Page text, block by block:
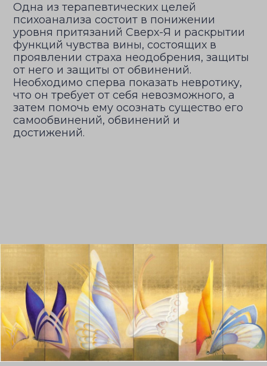
Одна из терапевтических целей
психоанализа состоит в понижении
уровня притязаний Сверх-Я и раскрытии
функций чувства вины, состоящих в
проявлении страха неодобрения, защиты
от него и защиты от обвинений.
Необходимо сперва показать невротику,
что он требует от себя невозможного, а
затем помочь ему осознать существо его
самообвинений, обвинений и
достижений.